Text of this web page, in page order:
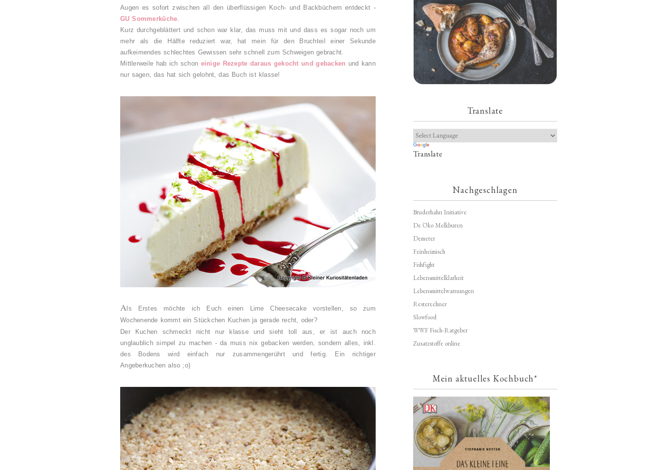
Augen es sofort zwischen all den überflüssigen Koch- und Backbüchern entdeckt -
GU Sommerküche.
Kurz durchgeblättert und schon war klar, das muss mit und dass es sogar noch um
mehr als die Hälfte reduziert war, hat mein für den Bruchteil einer Sekunde
aufkeimendes schlechtes Gewissen sehr schnell zum Schweigen gebracht.
Mittlerweile hab ich schon einige Rezepte daraus gekocht und gebacken und kann
nur sagen, das hat sich gelohnt, das Buch ist klasse!
A ls Erstes möchte ich Euch einen Lime Cheesecake vorstellen, so zum
Wochenende kommt ein Stückchen Kuchen ja gerade recht, oder?
Der Kuchen schmeckt nicht nur klasse und sieht toll aus, er ist auch noch
unglaublich simpel zu machen - da muss nix gebacken werden, sondern alles, inkl.
des Bodens wird einfach nur zusammengerührt und fertig. Ein richtiger
Angeberkuchen also ;o)
Translate
Translate
Nachgeschlagen
Bruderhahn Initiative
De Öko Melkburen
Demeter
Feinheimisch
Fishfight
Lebensmittelklarheit
Lebensmittelwarnungen
Resterechner
Slowfood
WWF Fisch-Ratgeber
Zusatzstoffe online
Mein aktuelles Kochbuch*